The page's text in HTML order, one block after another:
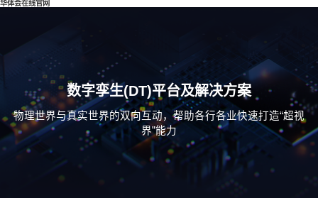
华体会在线官网
数字孪生(DT)平台及解决方案
物理世界与真实世界的双向互动，帮助各行各业快速打造“超视
界”能力